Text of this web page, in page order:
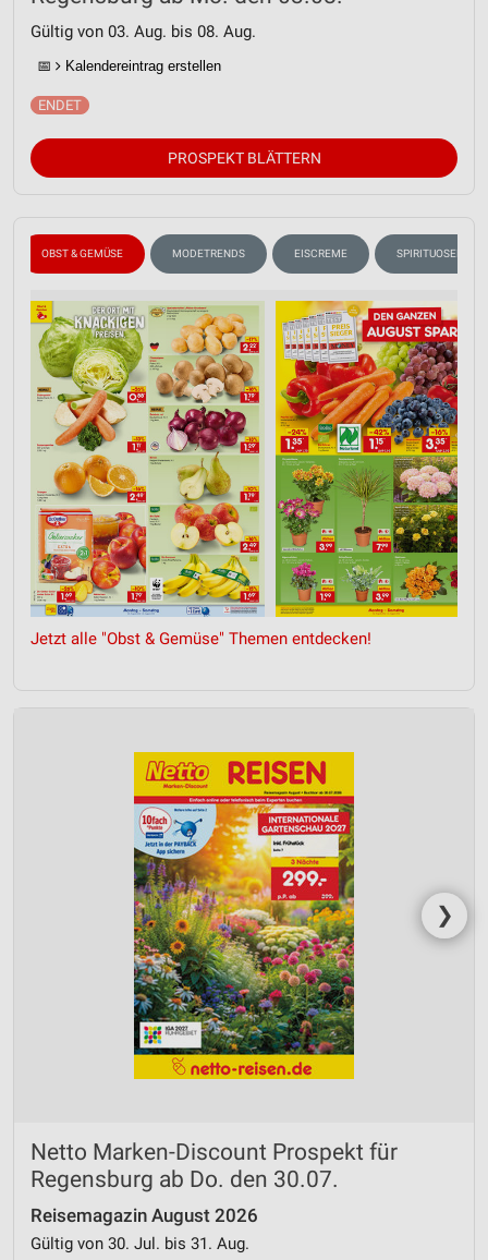
Gültig von 03. Aug. bis 08. Aug.
📅 Kalendereintrag erstellen
PROSPEKT BLÄTTERN
OBST & GEMÜSE MODETRENDS EISCREME SPIRITUOSEN
Jetzt alle "Obst & Gemüse" Themen entdecken!
❯
Netto Marken-Discount Prospekt für
Regensburg ab Do. den 30.07.
Reisemagazin August 2026
Gültig von 30. Jul. bis 31. Aug.